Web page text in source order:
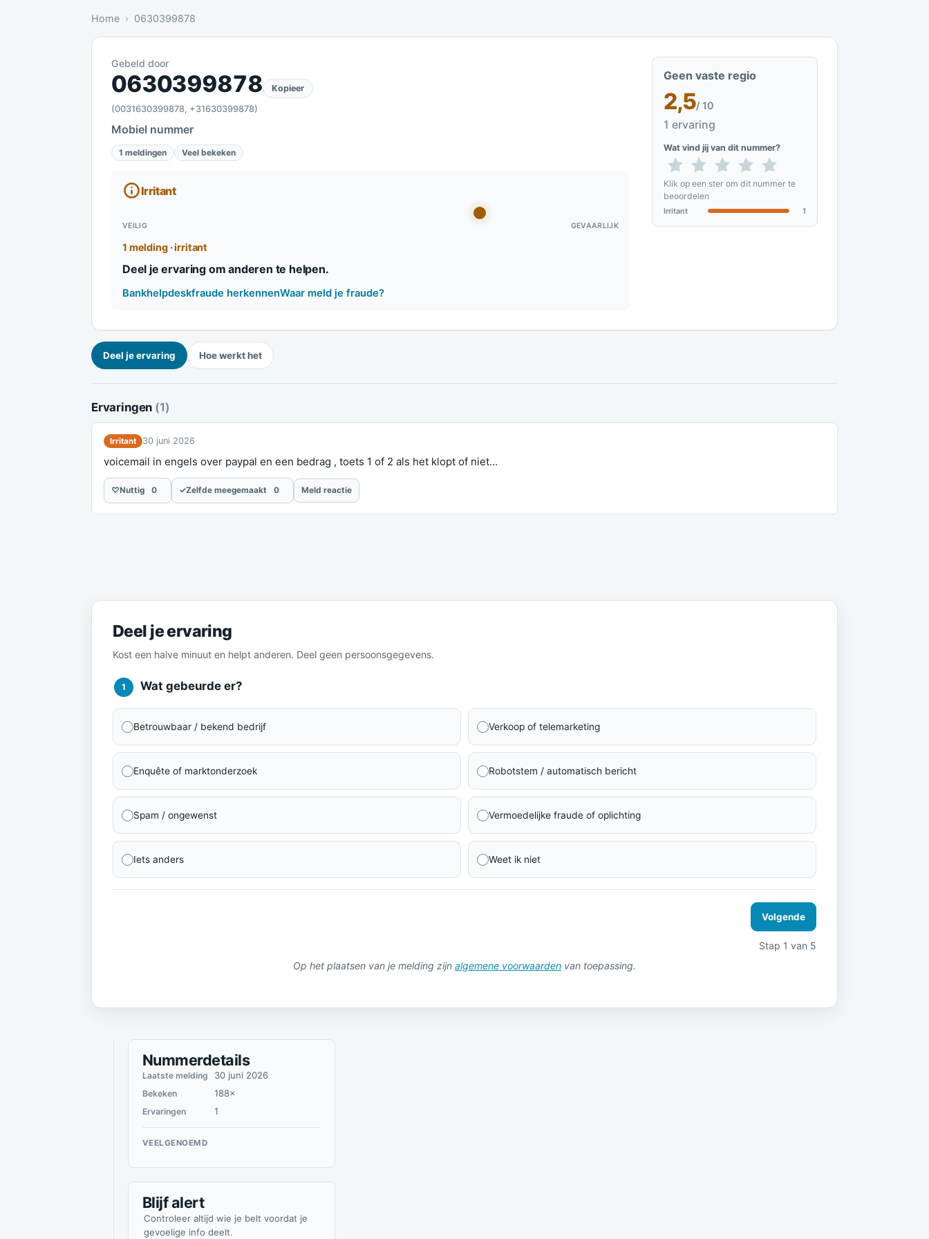
Home 0630399878
Irritant: 1 melding bevestigt dit
Gebeld door
0630399878
(0031630399878, +31630399878)
Kopieer
Mobiel nummer
1 meldingen Veel bekeken
Irritant
VEILIG GEVAARLIJK
1 melding · irritant
Deel je ervaring om anderen te helpen.
Bankhelpdeskfraude herkennenWaar meld je fraude?
Geen vaste regio
2,5/ 10
1 ervaring
Wat vind jij van dit nummer?
Klik op een ster om dit nummer te
beoordelen
Irritant 1
Deel je ervaring Hoe werkt het
Ervaringen (1)
Irritant 30 juni 2026
voicemail in engels over paypal en een bedrag , toets 1 of 2 als het klopt of niet...
♡Nuttig 0 ✓Zelfde meegemaakt 0 Meld reactie
Deel je ervaring
Kost een halve minuut en helpt anderen. Deel geen persoonsgegevens.
1 Wat gebeurde er?
Betrouwbaar / bekend bedrijf Verkoop of telemarketing
Enquête of marktonderzoek Robotstem / automatisch bericht
Spam / ongewenst Vermoedelijke fraude of oplichting
Iets anders Weet ik niet
Volgende
Stap 1 van 5
Op het plaatsen van je melding zijn algemene voorwaarden van toepassing.
Nummerdetails
Laatste melding 30 juni 2026
Bekeken 188×
Ervaringen 1
VEELGENOEMD
Blijf alert
Controleer altijd wie je belt voordat je
gevoelige info deelt.